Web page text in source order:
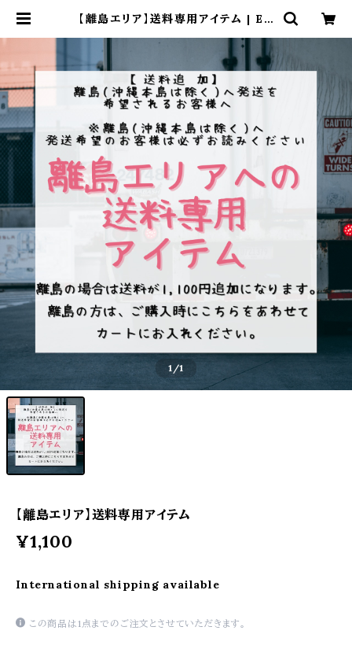
【離島エリア】送料専用アイテム | EX
1 /1
【離島エリア】送料専用アイテム
¥1,100
International shipping available
この商品は1点までのご注文とさせていただきます。